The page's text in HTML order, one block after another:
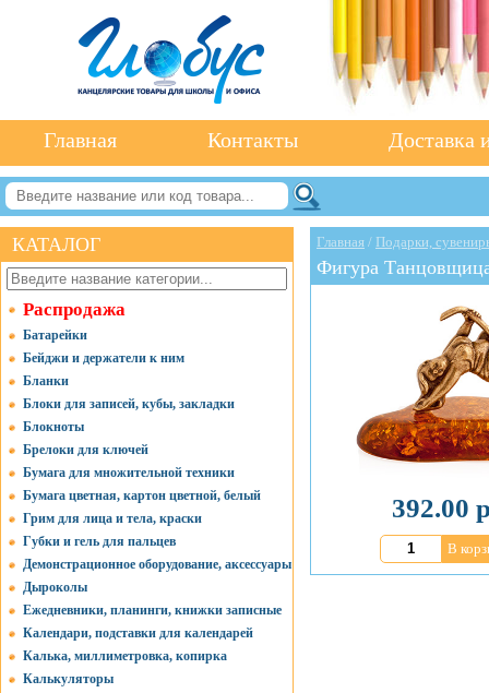
Главная Контакты Доставка
КАТАЛОГ
Распродажа
Батарейки
Бейджи и держатели к ним
Бланки
Блоки для записей, кубы, закладки
Блокноты
Брелоки для ключей
Бумага для множительной техники
Бумага цветная, картон цветной, белый
Грим для лица и тела, краски
Губки и гель для пальцев
Демонстрационное оборудование, аксессуары
Дыроколы
Ежедневники, планинги, книжки записные
Календари, подставки для календарей
Калька, миллиметровка, копирка
Калькуляторы
Главная / Подарки,
Фигура
392.00
В